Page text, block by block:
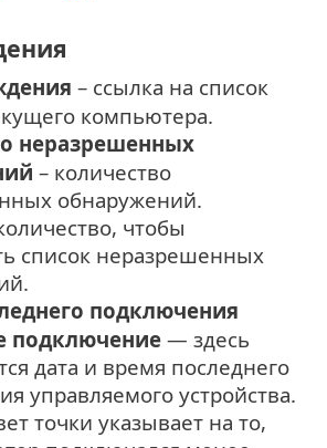
– ссылка на список
компьютера.
неразрешенных
– количество
обнаружений.
чтобы
список неразрешенных
подключения
подключение — здесь
дата и время последнего
управляемого устройства.
точки указывает на то,